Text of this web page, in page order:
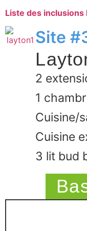
Liste des
Site
2
1
Cuisine/
Cuisine
3 lit bud